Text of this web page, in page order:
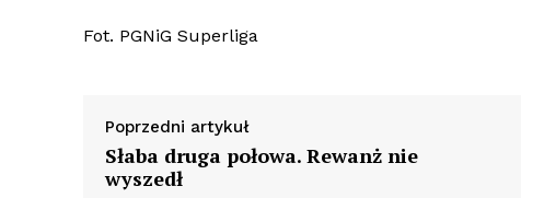
Fot. PGNiG Superliga
Poprzedni artykuł
Słaba druga połowa. Rewanż nie
wyszedł